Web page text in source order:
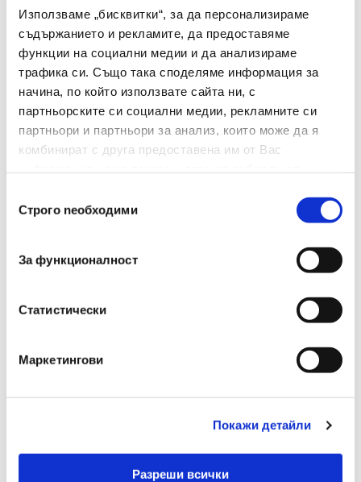
Използваме „бисквитки“, за да персонализираме
съдържанието и рекламите, да предоставяме
функции на социални медии и да анализираме
трафика си. Също така споделяме информация за
начина, по който използвате сайта ни, с
партньорските си социални медии, рекламните си
партньори и партньори за анализ, които може да я
комбинират с друга предоставена им от Вас
наСтрого nеобходими
За функционалност
Статистически
Маркетингови
Покажи детайли
Разреши всички
Цвят На Мастилото
Цвят На Корпуса Кафяв
Дебелина На Писане
(мм)
0.5
Грип Зона Не
Изтриваемо Мастило
Двувърх
Подходящ За Деца Под 3